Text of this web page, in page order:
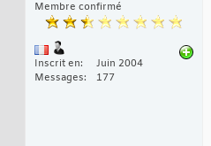
Membre confirmé
Inscrit en
Juin 2004
Messages
177